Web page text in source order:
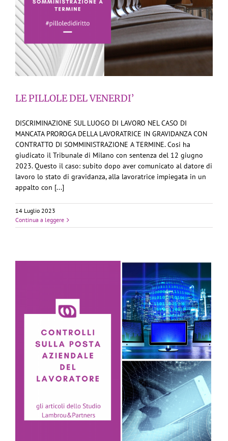
LE PILLOLE DEL VENERDI’
DISCRIMINAZIONE SUL LUOGO DI LAVORO NEL CASO DI
MANCATA PROROGA DELLA LAVORATRICE IN GRAVIDANZA CON
CONTRATTO DI SOMMINISTRAZIONE A TERMINE. Cosi ha
giudicato il Tribunale di Milano con sentenza del 12 giugno
2023. Questo il caso: subito dopo aver comunicato al datore di
lavoro lo stato di gravidanza, alla lavoratrice impiegata in un
appalto con [...]
14 Luglio 2023
Continua a leggere